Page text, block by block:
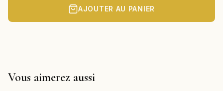
AJOUTER AU PANIER
Vous aimerez aussi